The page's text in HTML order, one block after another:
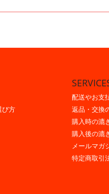
び方
配送やお支
返品・交換
購入時の漉
購入後の漉
メールマガ
特定商取引